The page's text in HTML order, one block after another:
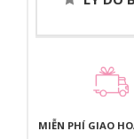
MIỄN PHÍ GIAO